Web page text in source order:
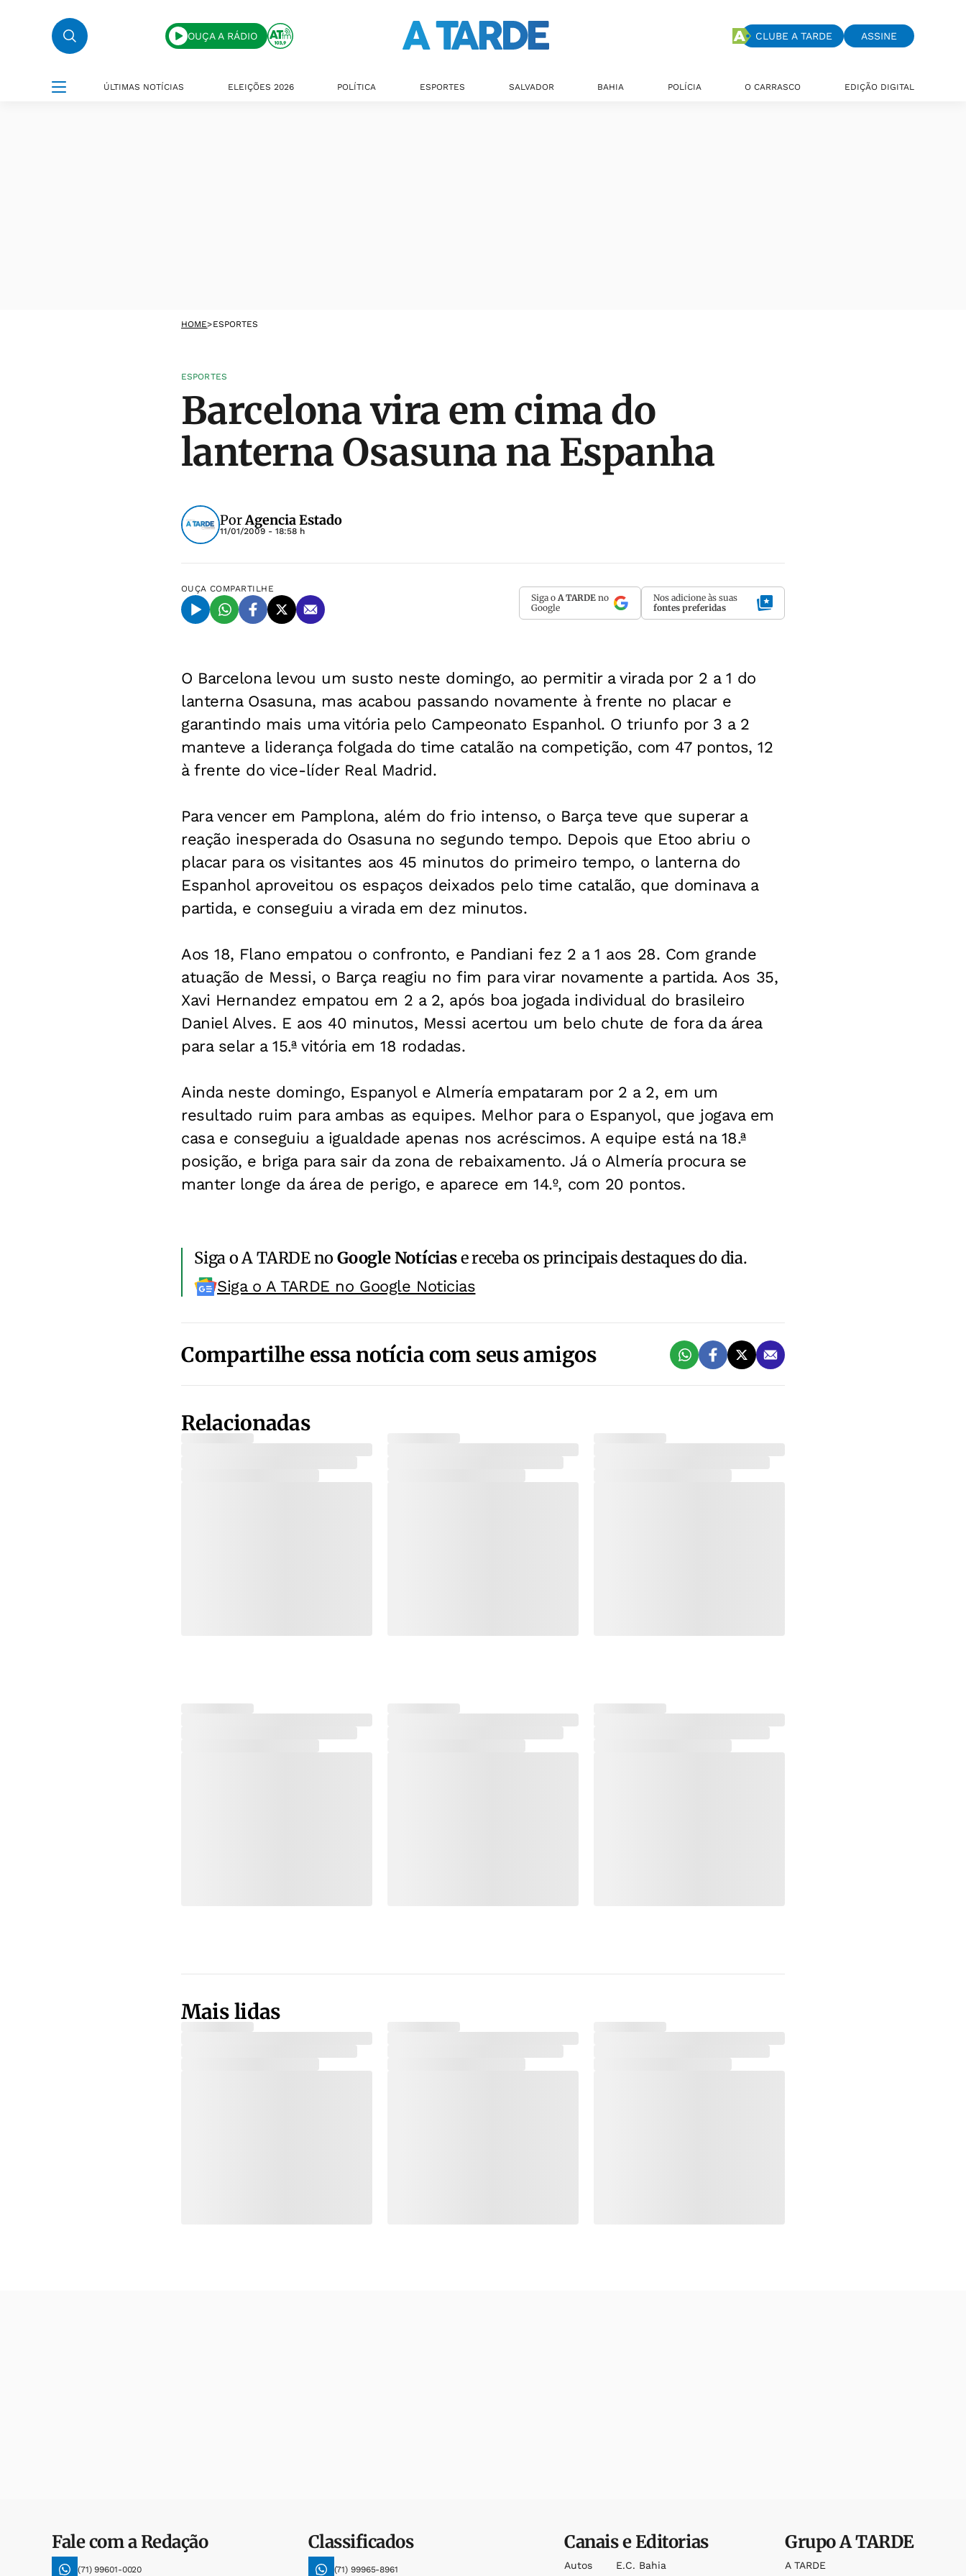
OUÇA A RÁDIO CLUBE A TARDE ASSINE
ÚLTIMAS NOTÍCIAS ELEIÇÕES 2026 POLÍTICA ESPORTES SALVADOR BAHIA POLÍCIA O CARRASCO EDIÇÃO DIGITAL
HOME>ESPORTES
ESPORTES
Barcelona vira em cima do
lanterna Osasuna na Espanha
PorAgencia Estado
11/01/2009 - 18:58 h
OUÇA COMPARTILHE
Siga o A TARDE no
Google
Nos adicione às suas
fontes preferidas
O Barcelona levou um susto neste domingo, ao permitir a virada por 2 a 1 do
lanterna Osasuna, mas acabou passando novamente à frente no placar e
garantindo mais uma vitória pelo Campeonato Espanhol. O triunfo por 3 a 2
manteve a liderança folgada do time catalão na competição, com 47 pontos, 12
à frente do vice-líder Real Madrid.
Para vencer em Pamplona, além do frio intenso, o Barça teve que superar a
reação inesperada do Osasuna no segundo tempo. Depois que Etoo abriu o
placar para os visitantes aos 45 minutos do primeiro tempo, o lanterna do
Espanhol aproveitou os espaços deixados pelo time catalão, que dominava a
partida, e conseguiu a virada em dez minutos.
Aos 18, Flano empatou o confronto, e Pandiani fez 2 a 1 aos 28. Com grande
atuação de Messi, o Barça reagiu no fim para virar novamente a partida. Aos 35,
Xavi Hernandez empatou em 2 a 2, após boa jogada individual do brasileiro
Daniel Alves. E aos 40 minutos, Messi acertou um belo chute de fora da área
para selar a 15.ª vitória em 18 rodadas.
Ainda neste domingo, Espanyol e Almería empataram por 2 a 2, em um
resultado ruim para ambas as equipes. Melhor para o Espanyol, que jogava em
casa e conseguiu a igualdade apenas nos acréscimos. A equipe está na 18.ª
posição, e briga para sair da zona de rebaixamento. Já o Almería procura se
manter longe da área de perigo, e aparece em 14.º, com 20 pontos.
Siga o A TARDE noGoogle Notíciase receba os principais destaques do dia.
Siga o A TARDE no Google Noticias
Compartilhe essa notícia com seus amigos
Relacionadas
Mais lidas
Fale com a Redação
(71) 99601-0020
Classificados
(71) 99965-8961
Canais e Editorias
Autos E.c. Bahia
GrupoA TARDE
A TARDE